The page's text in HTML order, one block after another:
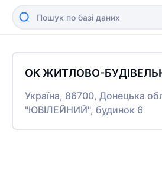
ОК ЖИТЛОВО-
Україна, 86700, Донецька
"ЮВІЛЕЙНИЙ", будинок 6